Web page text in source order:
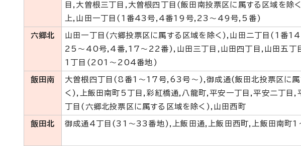
目,大曽根三丁目,大曽根四丁目(飯田南投票区に属する区域を除
上,山田一丁目(1番43号,4番19号,23～49号,5番)
六郷北
山田一丁目(六郷投票区に属する区域を除く),山田二丁目(1番
25～40号,4番,17～22番),山田三丁目,山田四丁目,山田五丁
1丁目(201～204番地)
飯田南
大曽根四丁目(8番1～17号,63号～),御成通(飯田北投票区に属
く),上飯田南町5丁目,彩紅橋通,八龍町,平安一丁目,平安二丁目,
丁目(六郷北投票区に属する区域を除く),山田西町
飯田北 御成通4丁目(31～33番地),上飯田通,上飯田西町,上飯田南町1